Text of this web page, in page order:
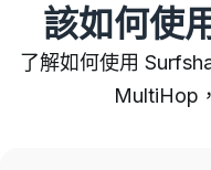
該如何使
了解如何使用
MultiHop